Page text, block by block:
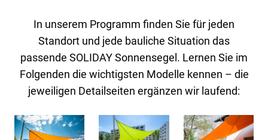
In unserem Programm finden Sie für jeden
Standort und jede bauliche Situation das
passende SOLIDAY Sonnensegel. Lernen Sie im
Folgenden die wichtigsten Modelle kennen – die
jeweiligen Detailseiten ergänzen wir laufend: